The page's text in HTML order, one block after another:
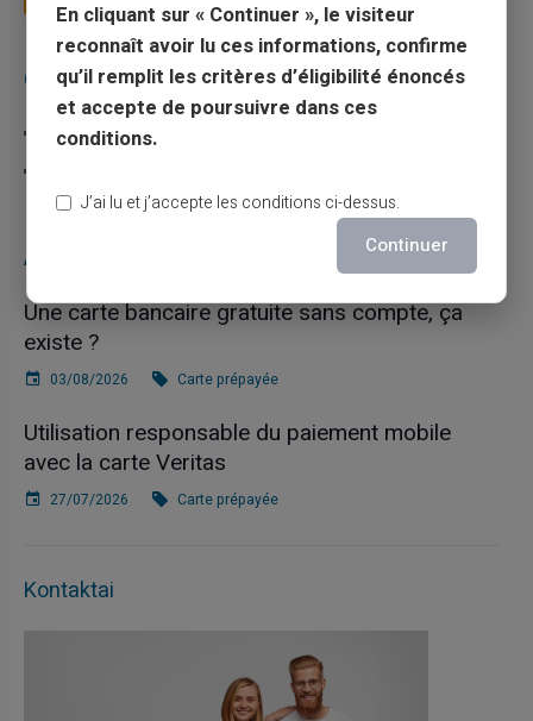
Catégories
Carte prépayée
Articles récents
Une carte bancaire gratuite sans compte, ça
existe ?
03/08/2026 Carte prépayée
Utilisation responsable du paiement mobile
avec la carte Veritas
27/07/2026 Carte prépayée
Kontaktai
En cliquant sur « Continuer », le visiteur
reconnaît avoir lu ces informations, confirme
qu’il remplit les critères d’éligibilité énoncés
et accepte de poursuivre dans ces
conditions.
J’ai lu et j’accepte les conditions ci-dessus.
Continuer